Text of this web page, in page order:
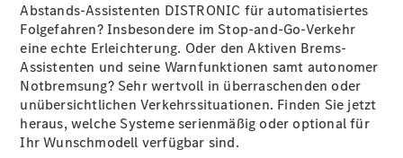
A-Klasse
Kompaktlimousine
B-Klasse
Konfigurator
Mercedes-
Benz Store
Coupé
Abstands-Assistenten DISTRONIC für automatisiertes
Folgefahren? Insbesondere im Stop-and-Go-Verkehr
eine echte Erleichterung. Oder den Aktiven Brems-
Assistenten und seine Warnfunktionen samt autonomer
Notbremsung? Sehr wertvoll in überraschenden oder
unübersichtlichen Verkehrssituationen. Finden Sie jetzt
heraus, welche Systeme serienmäßig oder optional für
Ihr Wunschmodell verfügbar sind.